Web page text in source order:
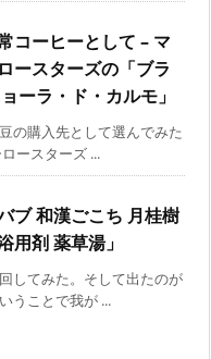
コーヒーとして – マ
ースターズの「ブラ
ーラ・ド・カルモ」
の購入先として選んでみた
ースターズ ...
ブ 和漢ごこち 月桂樹
用剤 薬草湯」
してみた。そして出たのが
うことで我が ...